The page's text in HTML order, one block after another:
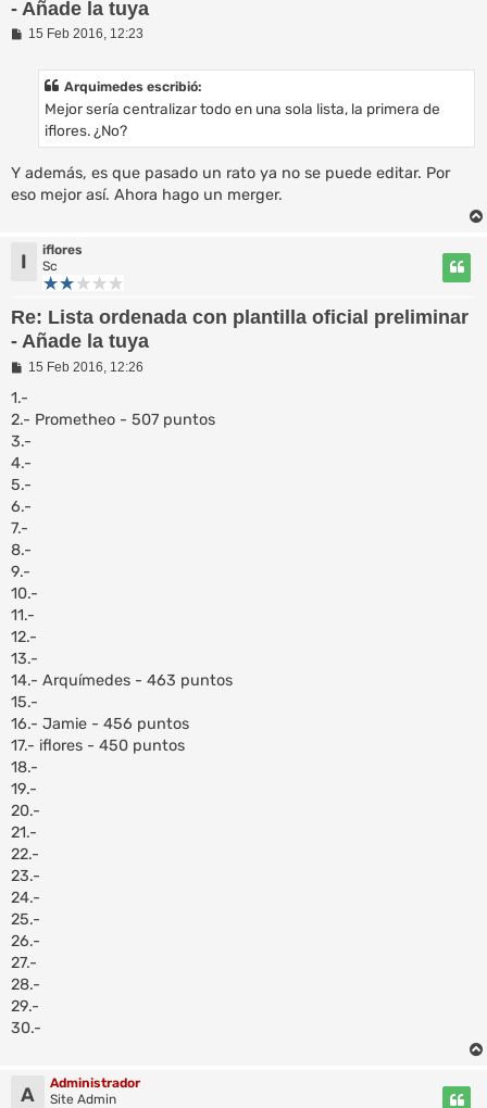
- Añade la tuya
M15 Feb 2016, 12:23
Arquimedes escribió:
Mejor sería centralizar todo en una sola lista, la primera de
iflores. ¿No?
Y además, es que pasado un rato ya no se puede editar. Por
eso mejor así. Ahora hago un merger.
I
iflores
Sc
Re: Lista ordenada con plantilla oficial preliminar
- Añade la tuya
M
n
a
j
15 Feb 2016, 12:26
1.-
2.- Prometheo - 507 puntos
3.-
4.-
5.-
6.-
7.-
8.-
9.-
10.-
11.-
12.-
13.-
14.- Arquímedes - 463 puntos
15.-
16.- Jamie - 456 puntos
17.- iflores - 450 puntos
18.-
19.-
20.-
21.-
22.-
23.-
24.-
25.-
26.-
27.-
28.-
29.-
30.-
A
Administrador
Site Admin